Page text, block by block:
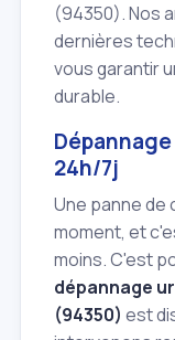
(94350). Nos
dernières
vous garantir
durable.
24h/7j
Une panne de
moment, et
moins. C'est
dépannage
(94350) est